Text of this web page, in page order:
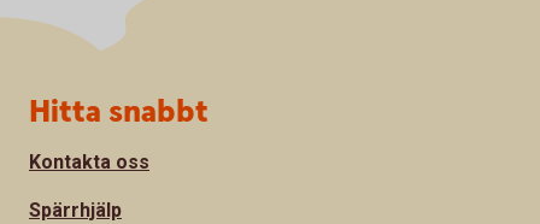
Sidfot
Hitta snabbt
Kontakta oss
Spärrhjälp